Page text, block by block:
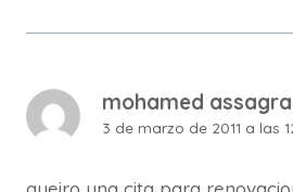
mohamed
3 de marzo de 2011 a las